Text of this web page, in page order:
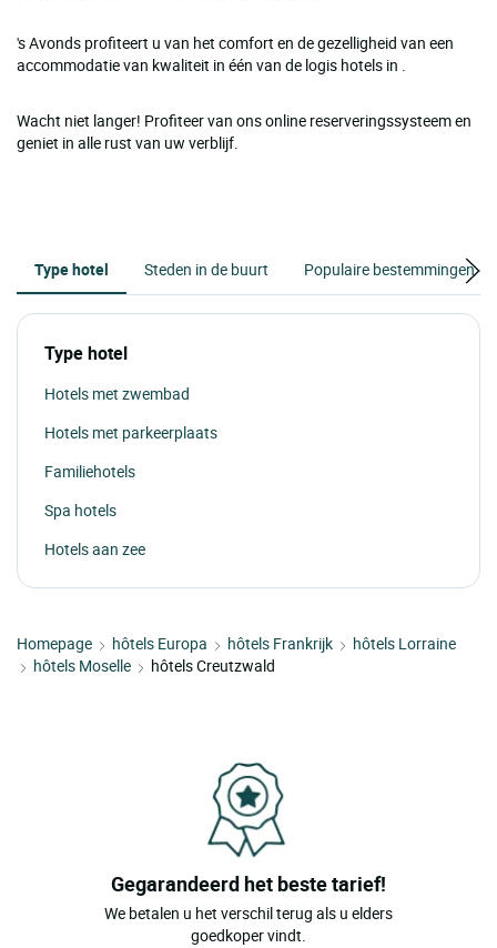
's Avonds profiteert u van het comfort en de gezelligheid van een
accommodatie van kwaliteit in één van de logis hotels in .
Wacht niet langer! Profiteer van ons online reserveringssysteem en
geniet in alle rust van uw verblijf.
Type hotel Steden in de buurt Populaire bestemmingen
Type hotel
Hotels met zwembad
Hotels met parkeerplaats
Familiehotels
Spa hotels
Hotels aan zee
Homepage hôtels Europa hôtels Frankrijk
hôtels Lorraine
hôtels Moselle
hôtels Creutzwald
Gegarandeerd het beste tarief!
We betalen u het verschil terug als u elders
goedkoper vindt.